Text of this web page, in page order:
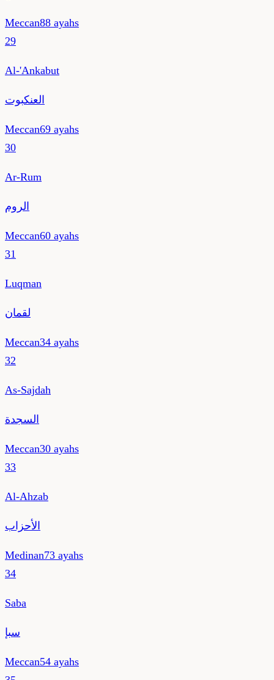
Meccan88 ayahs
29
Al-'Ankabut
العنكبوت
Meccan69 ayahs
30
Ar-Rum
الروم
Meccan60 ayahs
31
Luqman
لقمان
Meccan34 ayahs
32
As-Sajdah
السجدة
Meccan30 ayahs
33
Al-Ahzab
الأحزاب
Medinan73 ayahs
34
Saba
سبإ
Meccan54 ayahs